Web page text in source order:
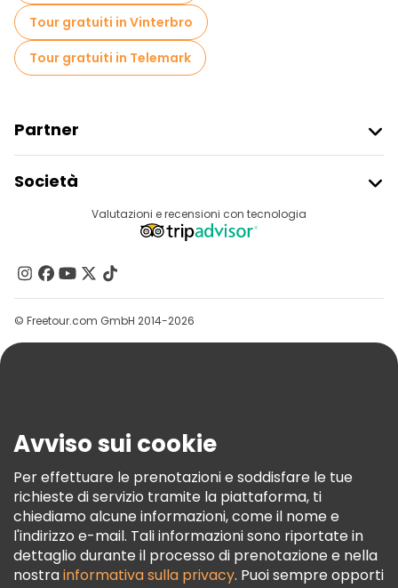
Tour gratuiti in Vinterbro
Tour gratuiti in Telemark
Partner
Accesso Del Fornitore
Programma Di Affiliazione
Società
Destinazioni
Contattaci
Gruppi
Aiuto
Termini E Condizioni
Informativa Sui Cookie
Freetour Premi
Programma Di Fidelizzazione
Valutazioni e recensioni con tecnologia
© Freetour.com GmbH 2014-2026
Avviso sui cookie
Per effettuare le prenotazioni e soddisfare le tue
richieste di servizio tramite la piattaforma, ti
chiediamo alcune informazioni, come il nome e
l'indirizzo e-mail. Tali informazioni sono riportate in
dettaglio durante il processo di prenotazione e nella
nostrainformativa sulla privacy. Puoi sempre opporti